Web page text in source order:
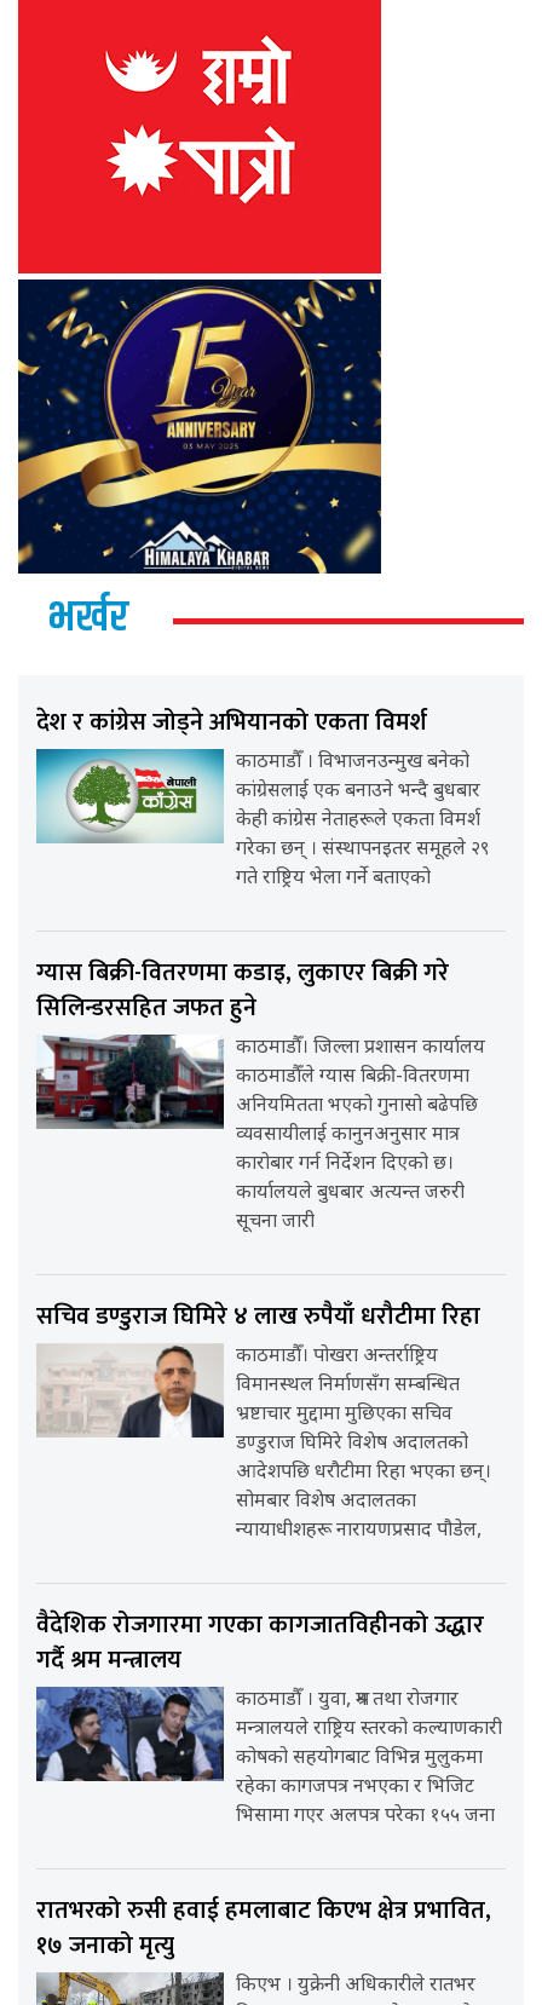
भर्खर
देश र कांग्रेस जोड्ने अभियानको एकता विमर्श
काठमाडौँ । विभाजनउन्मुख बनेको
कांग्रेसलाई एक बनाउने भन्दै बुधबार
केही कांग्रेस नेताहरूले एकता विमर्श
गरेका छन् । संस्थापनइतर समूहले २९
गते राष्ट्रिय भेला गर्ने बताएको
ग्यास बिक्री-वितरणमा कडाइ, लुकाएर बिक्री गरे
सिलिन्डरसहित जफत हुने
काठमाडौँ। जिल्ला प्रशासन कार्यालय
काठमाडौँले ग्यास बिक्री-वितरणमा
अनियमितता भएको गुनासो बढेपछि
व्यवसायीलाई कानुनअनुसार मात्र
कारोबार गर्न निर्देशन दिएको छ।
कार्यालयले बुधबार अत्यन्त जरुरी
सूचना जारी
सचिव डण्डुराज घिमिरे ४ लाख रुपैयाँ धरौटीमा रिहा
काठमाडौँ। पोखरा अन्तर्राष्ट्रिय
विमानस्थल निर्माणसँग सम्बन्धित
भ्रष्टाचार मुद्दामा मुछिएका सचिव
डण्डुराज घिमिरे विशेष अदालतको
आदेशपछि धरौटीमा रिहा भएका छन्।
सोमबार विशेष अदालतका
न्यायाधीशहरू नारायणप्रसाद पौडेल,
वैदेशिक रोजगारमा गएका कागजातविहीनको उद्धार
गर्दै श्रम मन्त्रालय
काठमाडौँ । युवा, श्रम तथा रोजगार
मन्त्रालयले राष्ट्रिय स्तरको कल्याणकारी
कोषको सहयोगबाट विभिन्न मुलुकमा
रहेका कागजपत्र नभएका र भिजिट
भिसामा गएर अलपत्र परेका १५५ जना
रातभरको रुसी हवाई हमलाबाट किएभ क्षेत्र प्रभावित,
१७ जनाको मृत्यु
किएभ । युक्रेनी अधिकारीले रातभर